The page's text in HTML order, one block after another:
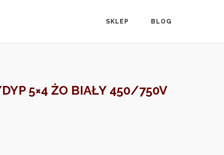
SKLEP BLOG
5×4 ŻO BIAŁY 450/750V